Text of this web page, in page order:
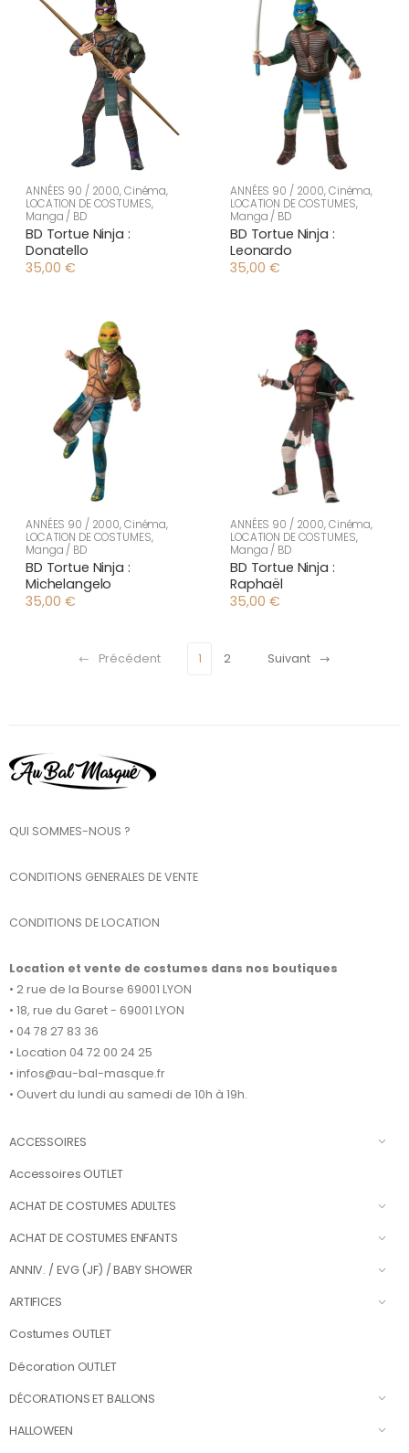
ANNÉES 90 / 2000,Cinéma,
LOCATION DE COSTUMES,
Manga / BD
BD Tortue Ninja :
Donatello
35,00 €
ANNÉES 90 / 2000,Cinéma,
LOCATION DE COSTUMES,
Manga / BD
BD Tortue Ninja :
Leonardo
35,00 €
ANNÉES 90 / 2000,Cinéma,
LOCATION DE COSTUMES,
Manga / BD
BD Tortue Ninja :
Michelangelo
35,00 €
ANNÉES 90 / 2000,Cinéma,
LOCATION DE COSTUMES,
Manga / BD
BD Tortue Ninja :
Raphaël
35,00 €
Précédent 1 2 Suivant
QUI SOMMES-NOUS ?
CONDITIONS GENERALES DE VENTE
CONDITIONS DE LOCATION
Location et vente de costumes dans nos boutiques
• 2 rue de la Bourse 69001 LYON
• 18, rue du Garet - 69001 LYON
• 04 78 27 83 36
• Location 04 72 00 24 25
• infos@au-bal-masque.fr
• Ouvert du lundi au samedi de 10h à 19h.
ACCESSOIRES
Accessoires OUTLET
ACHAT DE COSTUMES ADULTES
ACHAT DE COSTUMES ENFANTS
ANNIV. / EVG (JF) / BABY SHOWER
ARTIFICES
Costumes OUTLET
Décoration OUTLET
DÉCORATIONS ET BALLONS
HALLOWEEN